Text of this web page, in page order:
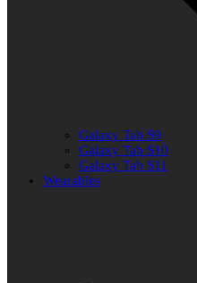
Galaxy Tab S9
Galaxy Tab S10
Galaxy Tab S11
Wearables